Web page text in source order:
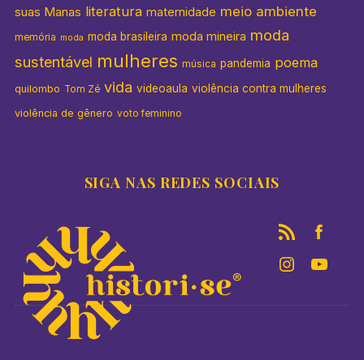
suas Manas literatura maternidade meio ambiente
memória moda moda brasileira moda mineira moda
sustentável mulheres música pandemia poema
quilombo Tom Zé vida videoaula violência contra mulheres
violência de gênero voto feminino
SIGA NAS REDES SOCIAIS